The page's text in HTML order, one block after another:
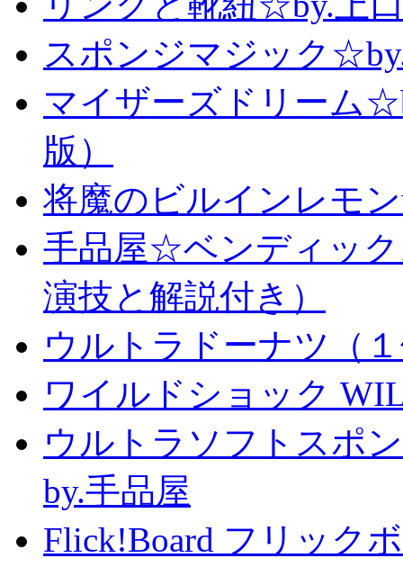
スポンジマジック
マイザーズドリーム
版）
将魔のビルインレモ
手品屋☆ベンディッ
演技と解説付き）
ウルトラドーナツ（
ワイルドショック
ウルトラソフトスポ
by.手品屋
Flick!Board フリック